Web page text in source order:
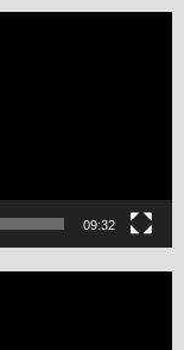
09:32